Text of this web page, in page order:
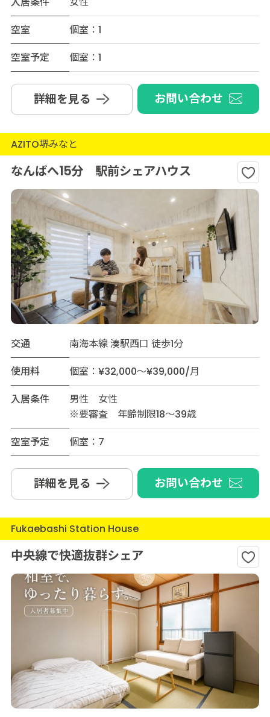
空室
個室：1
空室予定
個室：1
詳細を見る お問い合わせ
AZITO堺みなと
なんばへ15分 駅前シェアハウス
交通
南海本線 湊駅西口 徒歩1分
使用料
個室：¥32,000～¥39,000/月
入居条件
男性 女性
※要審査 年齢制限18～39歳
空室予定
個室：7
詳細を見る お問い合わせ
Fukaebashi Station House
中央線で快適抜群シェア